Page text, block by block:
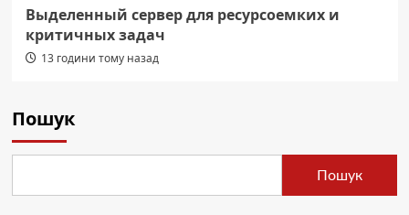
Выделенный сервер для ресурсоемких и
критичных задач
13 години тому назад
Пошук
Пошук